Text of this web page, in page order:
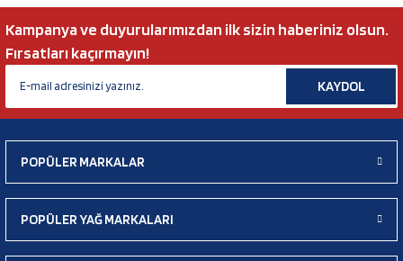
Kampanya ve duyurularımızdan ilk sizin haberiniz olsun.
Fırsatları kaçırmayın!
KAYDOL
POPÜLER MARKALAR
POPÜLER YAĞ MARKALARI